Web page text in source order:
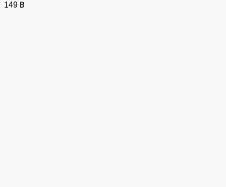
149 ฿